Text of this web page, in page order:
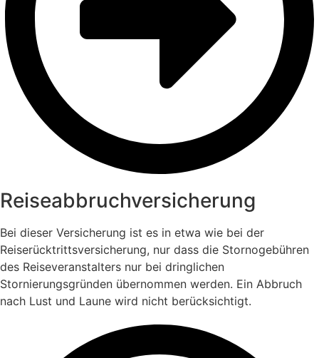
Reiseabbruch­versicherung
Bei dieser Versicherung ist es in etwa wie bei der
Reiserücktrittsversicherung, nur dass die Stornogebühren
des Reiseveranstalters nur bei dringlichen
Stornierungsgründen übernommen werden. Ein Abbruch
nach Lust und Laune wird nicht berücksichtigt.